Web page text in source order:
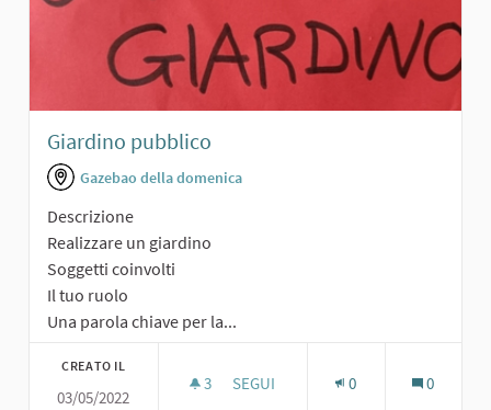
Giardino pubblico
Gazebao della domenica
Descrizione
Realizzare un giardino
Soggetti coinvolti
Il tuo ruolo
Una parola chiave per la...
CREATO IL
03/05/2022
3 3 SOSTENITORI
SEGUI 0 0